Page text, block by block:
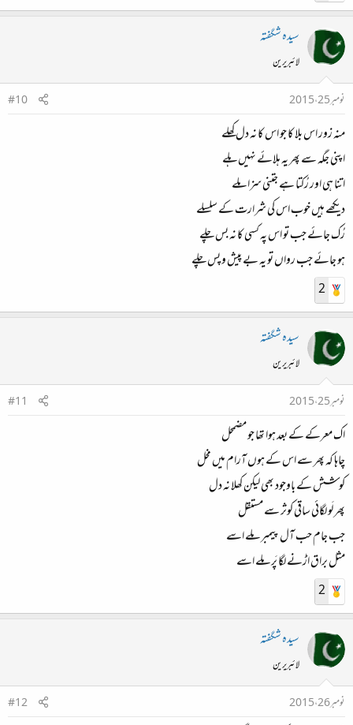
سیدہ شگفتہ
لائبریرین
نومبر 25، 2015
#10
منہ زور اس بلا کا جو اس کا نہ دل کھلے
اپنی جگہ سے پھر یہ ہلائے نہیں ہلے
اتنا ہی اور رُکتا ہے جتنی سزا ملے
دیکھے ہیں خوب اس کی شرارت کے سلسلے
رُک جائے جب تو اس پہ کسی کا نہ بس چلے
ہو جائے جب رواں تو یہ بے پیش و پس چلے
2
سیدہ شگفتہ
لائبریرین
نومبر 25، 2015
#11
اک معرکے کے بعد ہوا تھا جو مضمحل
چاہا کہ پھر سے اس کے ہوں آرام میں مخل
کوشش کے باوجود بھی لیکن کھلا نہ دل
پھر لَو لگائی ساقی کوثر سے مستقل
جب جام حب آل پیمبر ملے اسے
مثل براق اڑنے لگا پَر ملے اسے
2
سیدہ شگفتہ
لائبریرین
نومبر 26، 2015
#12